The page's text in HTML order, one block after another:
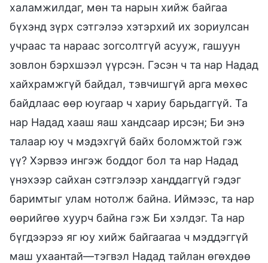
халамжилдаг, мөн та нарын хийж байгаа
бүхэнд зүрх сэтгэлээ хэтэрхий их зориулсан
учраас та нараас зогсолтгүй асууж, гашуун
зовлон бэрхшээл үүрсэн. Гэсэн ч та нар Надад
хайхрамжгүй байдал, тэвчишгүй арга мөхөс
байдлаас өөр юугаар ч хариу барьдаггүй. Та
нар Надад хааш яаш хандсаар ирсэн; Би энэ
талаар юу ч мэдэхгүй байх боломжтой гэж
үү? Хэрвээ ингэж боддог бол та нар Надад
үнэхээр сайхан сэтгэлээр ханддаггүй гэдэг
баримтыг улам нотолж байна. Иймээс, та нар
өөрийгөө хуурч байна гэж Би хэлдэг. Та нар
бүгдээрээ яг юу хийж байгаагаа ч мэддэггүй
маш ухаантай—тэгвэл Надад тайлан өгөхдөө